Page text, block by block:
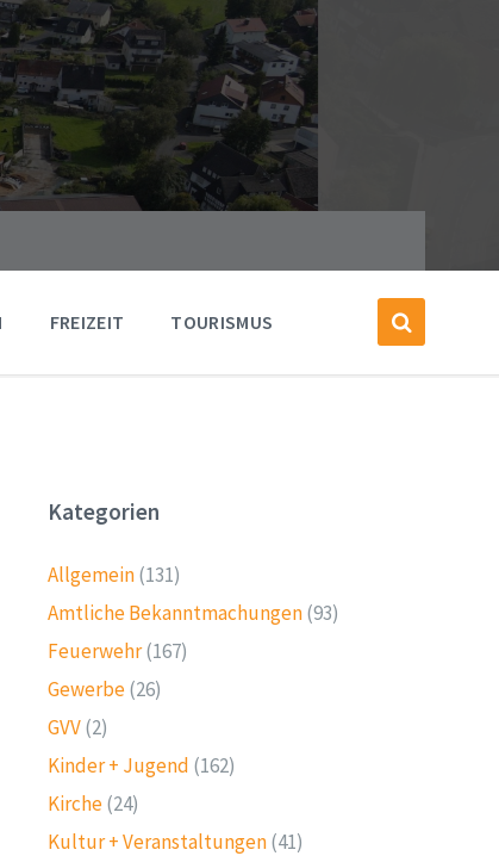
FREIZEIT TOURISMUS
Kategorien
Allgemein(131)
Amtliche Bekanntmachungen(93)
Feuerwehr(167)
Gewerbe(26)
GVV(2)
Kinder + Jugend (162)
Kirche(24)
Kultur + Veranstaltungen(41)